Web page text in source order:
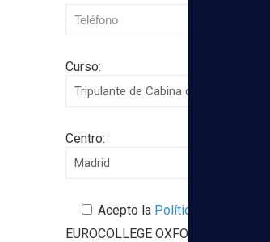
Curso:
Centro:
Acepto la Política de Privacidad
EUROCOLLEGE OXFORD